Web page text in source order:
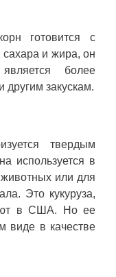
готовится с
и жира, он
более
другим закускам.
твердым
используется в
животных или для
Это кукуруза,
в США. Но ее
виде в качестве